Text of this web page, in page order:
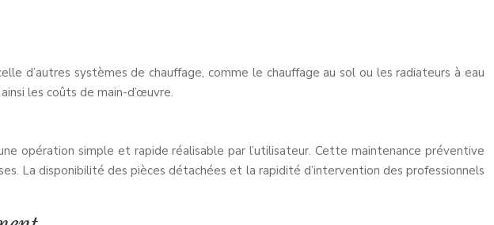
d’autres systèmes de chauffage, comme le chauffage au sol ou les radiateurs à eau
les coûts de main-d’œuvre.
opération simple et rapide réalisable par l’utilisateur. Cette maintenance préventive
La disponibilité des pièces détachées et la rapidité d’intervention des professionnels